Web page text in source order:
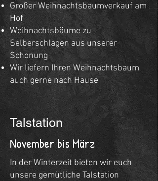
Großer Weihnachtsbaumverkauf am
Hof
Weihnachtsbäume zu
Selberschlagen aus unserer
Schonung
Wir liefern Ihren Weihnachtsbaum
auch gerne nach Hause
Talstation
November bis März
In der Winterzeit bieten wir euch
unsere gemütliche Talstation